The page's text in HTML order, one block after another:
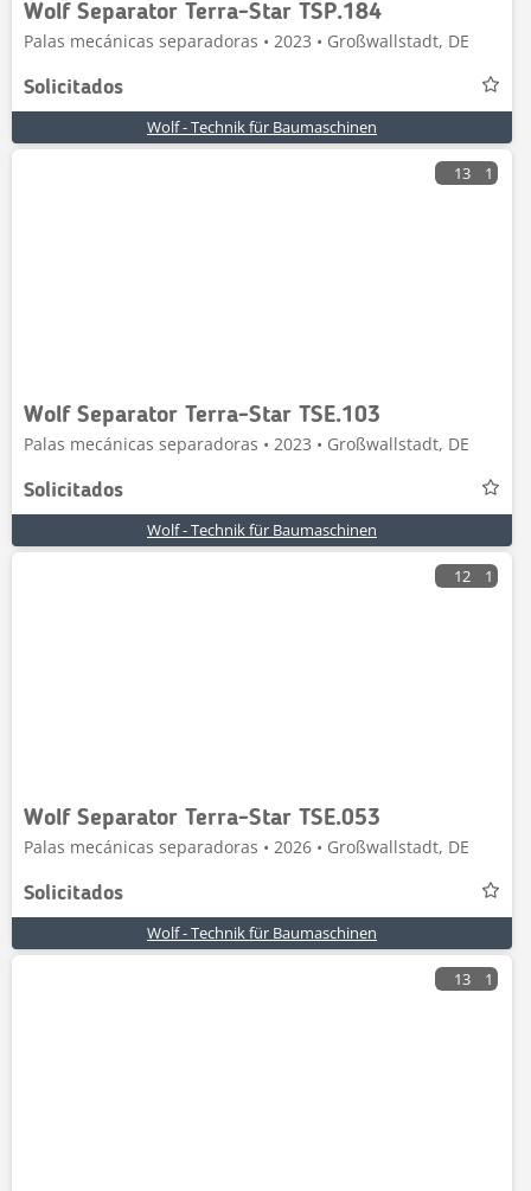
Wolf Separator Terra-Star TSP.184
Palas mecánicas separadoras • 2023 • Großwallstadt, DE
Solicitados
Wolf - Technik für Baumaschinen
13 1
Wolf Separator Terra-Star TSE.103
Palas mecánicas separadoras • 2023 • Großwallstadt, DE
Solicitados
Wolf - Technik für Baumaschinen
12 1
Wolf Separator Terra-Star TSE.053
Palas mecánicas separadoras • 2026 • Großwallstadt, DE
Solicitados
Wolf - Technik für Baumaschinen
13 1